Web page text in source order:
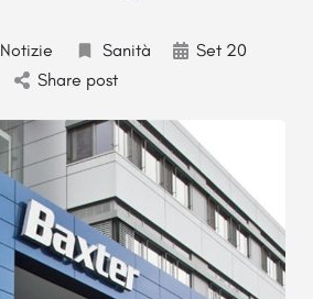
Notizie Sanità
Set 20
Share post